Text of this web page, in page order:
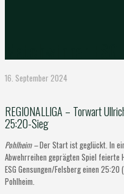
16. September 2024
REGIONALLIGA – Torwart
25:20-Sieg
Pohlheim –Der Start ist geglückt. In
Abwehrreihen geprägten Spiel feierte
ESG Gensungen/Felsberg einen 25:20
Pohlheim.